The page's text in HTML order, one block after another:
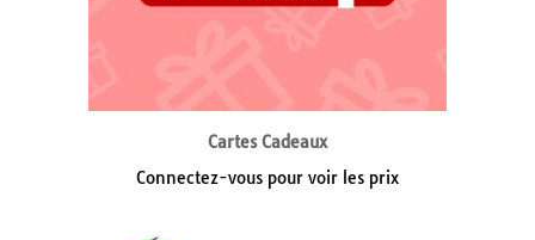
Cartes Cadeaux
Connectez-vous pour voir les prix